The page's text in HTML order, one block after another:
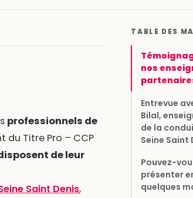
professionnels de
du Titre Pro – CCP
de leur
Saint Denis,
TABLE DES
nos
Entrevue
Bilal,
de la
Seine Saint
Pouvez-
présenter
quelques